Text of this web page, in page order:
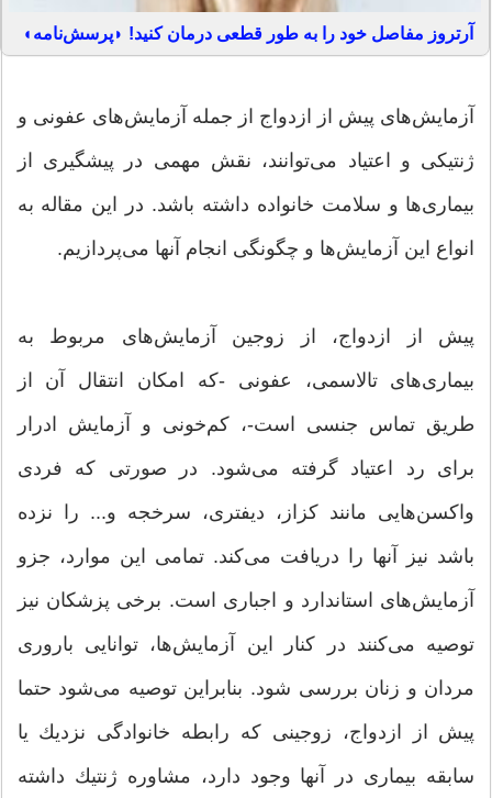
آرتروز مفاصل خود را به طور قطعی درمان کنید! ◗پرسش‌نامه◖
آزمایش‌های پیش از ازدواج از جمله آزمایش‌های عفونی و
ژنتیکی و اعتیاد می‌توانند، نقش مهمی در پیشگیری از
بیماری‌ها و سلامت خانواده داشته باشد. در این مقاله به
انواع این آزمایش‌ها و چگونگی انجام آنها می‌پردازیم.
پیش از ازدواج، از زوجین آزمایش‌های مربوط به
بیماری‌های تالاسمی، عفونی -كه امكان انتقال آن از
طریق تماس جنسی است-، كم‌خونی و آزمایش ادرار
برای رد اعتیاد گرفته می‌شود. در صورتی كه فردی
واكسن‌هایی مانند كزاز، دیفتری، سرخجه و... را نزده
باشد نیز آنها را دریافت می‌‌كند. تمامی این موارد، جزو
آزمایش‌های استاندارد و اجباری است. برخی پزشكان نیز
توصیه می‌كنند در كنار این آزمایش‌ها، توانایی باروری
مردان و زنان بررسی شود. بنابراین توصیه می‌شود حتما
پیش از ازدواج، زوجینی كه رابطه خانوادگی نزدیك یا
سابقه بیماری‌ در آنها وجود دارد، مشاوره ژنتیك داشته